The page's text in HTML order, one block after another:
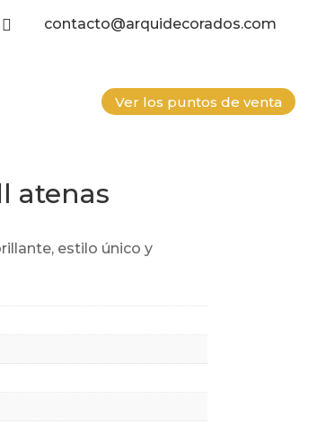
 contacto@arquidecorados.com
Ver los puntos de venta
atenas
estilo único y